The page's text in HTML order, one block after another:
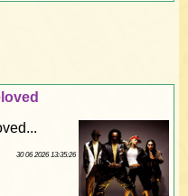
30 06 2026 13:35:26